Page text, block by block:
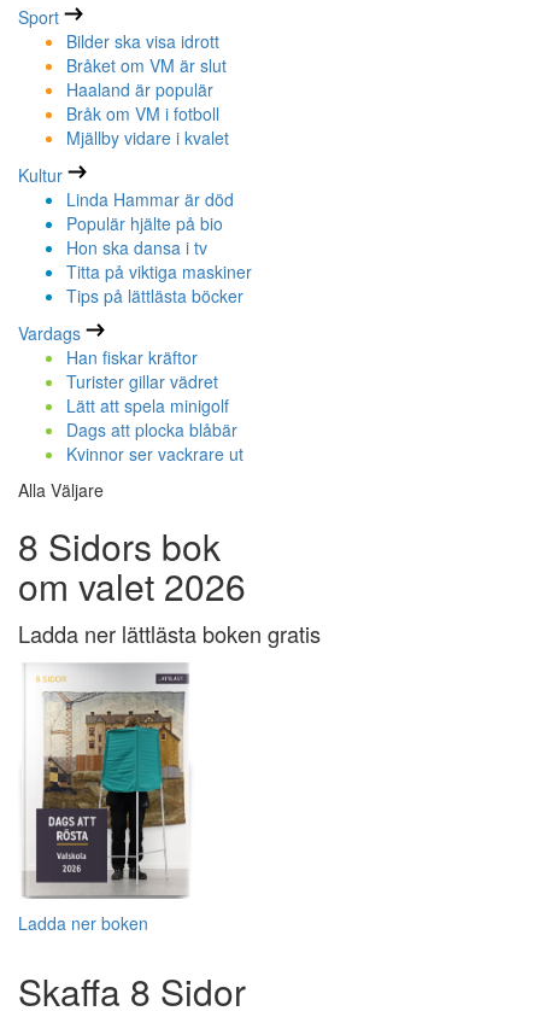
Sport
Bilder ska visa idrott
Bråket om VM är slut
Haaland är populär
Bråk om VM i fotboll
Mjällby vidare i kvalet
Kultur
Linda Hammar är död
Populär hjälte på bio
Hon ska dansa i tv
Titta på viktiga maskiner
Tips på lättlästa böcker
Vardags
Han fiskar kräftor
Turister gillar vädret
Lätt att spela minigolf
Dags att plocka blåbär
Kvinnor ser vackrare ut
Alla Väljare
8 Sidors bok
om valet 2026
Ladda ner lättlästa boken gratis
Ladda ner boken
Skaffa 8 Sidor